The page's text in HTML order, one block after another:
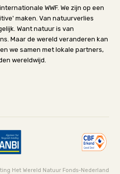
WWF. We zijn op een
maken. Van natuurverlies
Want natuur is van
Maar de wereld veranderen kan
we samen met lokale partners,
wereldwijd.
Het Wereld Natuur Fonds-Nederland